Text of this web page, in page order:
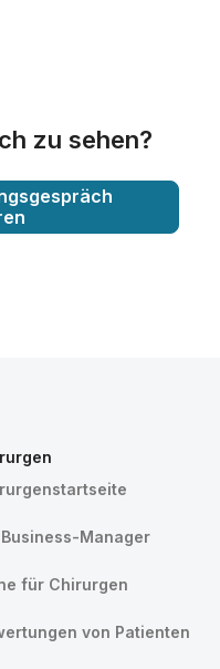
zu sehen?
Manager
für Chirurgen
von Patienten